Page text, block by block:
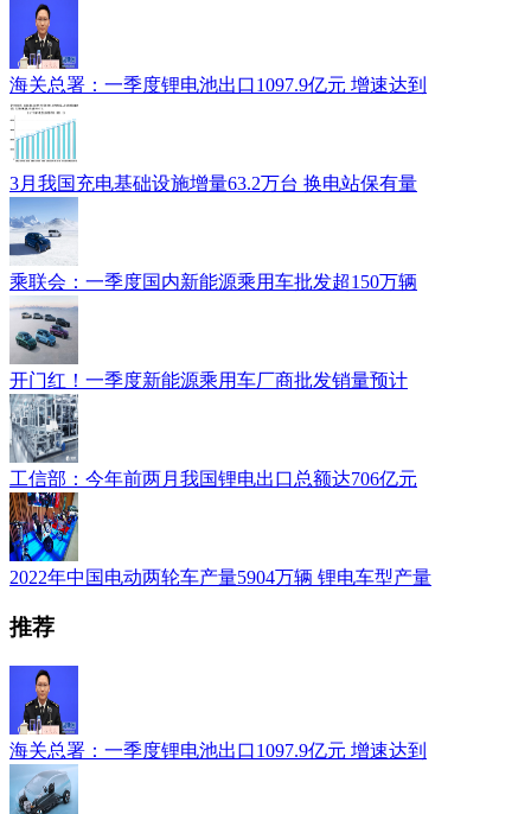
海关总署：一季度锂电池出口1097.9亿元 增速达到
3月我国充电基础设施增量63.2万台 换电站保有量
乘联会：一季度国内新能源乘用车批发超150万辆
开门红！一季度新能源乘用车厂商批发销量预计
工信部：今年前两月我国锂电出口总额达706亿元
2022年中国电动两轮车产量5904万辆 锂电车型产量
推荐
海关总署：一季度锂电池出口1097.9亿元 增速达到